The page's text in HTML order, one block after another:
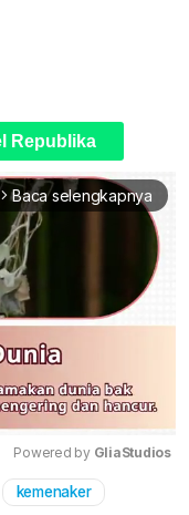
Republika
Baca selengkapnya
Mute
Powered by GliaStudios
kemenaker